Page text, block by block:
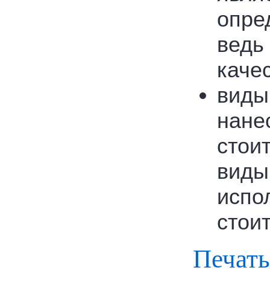
ведь